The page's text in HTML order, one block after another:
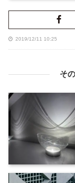
2019/12/11 10:25
そ